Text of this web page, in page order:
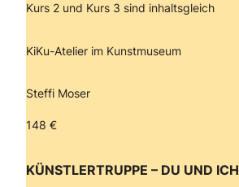
Kurs 2 und Kurs 3 sind inhaltsgleich
KiKu-Atelier im Kunstmuseum
Steffi Moser
148 €
KÜNSTLERTRUPPE – DU UND ICH